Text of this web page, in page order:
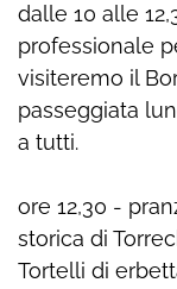
dalle 10 alle
professionale
visiteremo il
passeggiata
a tutti.
ore 12,30 -
storica di
Tortelli di